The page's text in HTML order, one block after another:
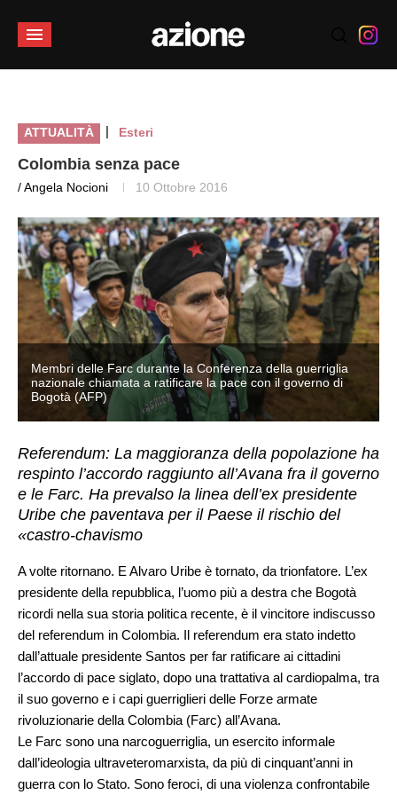
ATTUALITÀ | Esteri
Colombia senza pace
/ Angela Nocioni 10 Ottobre 2016
Membri delle Farc durante la Conferenza della guerriglia
nazionale chiamata a ratificare la pace con il governo di
Bogotà (AFP)
Referendum: La maggioranza della popolazione ha
respinto l’accordo raggiunto all’Avana fra il governo
e le Farc. Ha prevalso la linea dell’ex presidente
Uribe che paventava per il Paese il rischio del
«castro-chavismo
A volte ritornano. E Alvaro Uribe è tornato, da trionfatore. L’ex
presidente della repubblica, l’uomo più a destra che Bogotà
ricordi nella sua storia politica recente, è il vincitore indiscusso
del referendum in Colombia. Il referendum era stato indetto
dall’attuale presidente Santos per far ratificare ai cittadini
l’accordo di pace siglato, dopo una trattativa al cardiopalma, tra
il suo governo e i capi guerriglieri delle Forze armate
rivoluzionarie della Colombia (Farc) all’Avana.
Le Farc sono una narcoguerriglia, un esercito informale
dall’ideologia ultraveteromarxista, da più di cinquant’anni in
guerra con lo Stato. Sono feroci, di una violenza confrontabile